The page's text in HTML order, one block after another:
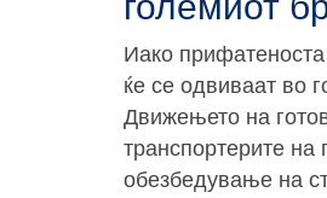
Иако
ќе се одвиваат во
Движењето на
транспортерите на
обезбедување на